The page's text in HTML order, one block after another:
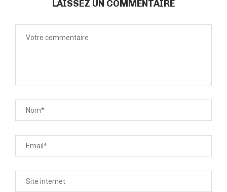
LAISSEZ UN COMMENTAIRE